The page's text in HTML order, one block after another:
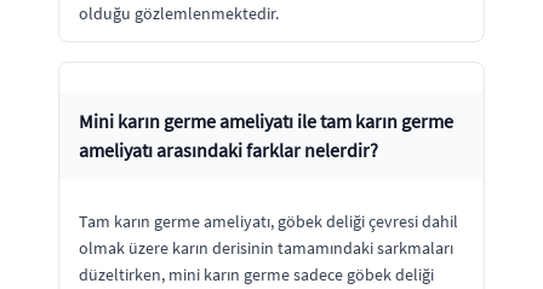
olduğu gözlemlenmektedir.
Mini karın germe ameliyatı ile tam karın germe
ameliyatı arasındaki farklar nelerdir?
Tam karın germe ameliyatı, göbek deliği çevresi dahil
olmak üzere karın derisinin tamamındaki sarkmaları
düzeltirken, mini karın germe sadece göbek deliği